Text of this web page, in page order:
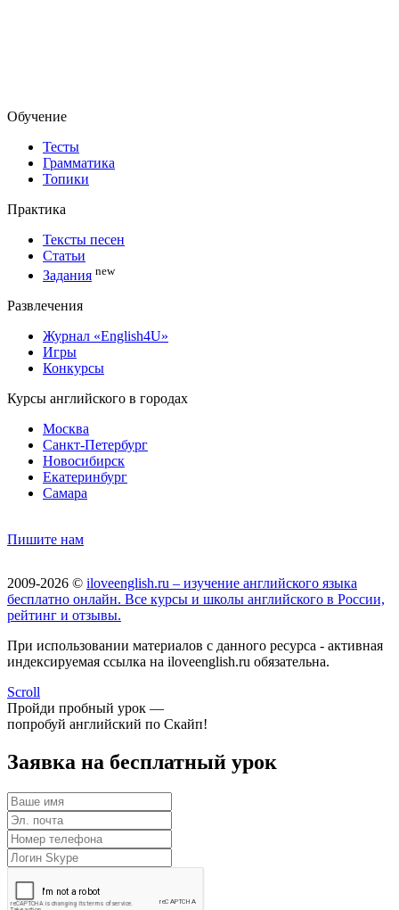
Обучение
Тесты
Грамматика
Топики
Практика
Тексты песен
Статьи
Задания new
Развлечения
Журнал «English4U»
Игры
Конкурсы
Курсы английского в городах
Москва
Санкт-Петербург
Новосибирск
Екатеринбург
Самара
Пишите нам
2009-2026 © iloveenglish.ru – изучение английского языка
бесплатно онлайн. Все курсы и школы английского в России,
рейтинг и отзывы.
При использовании материалов с данного ресурса - активная
индексируемая ссылка на iloveenglish.ru обязательна.
Scroll
Пройди пробный урок —
попробуй английский по Скайп!
Заявка на бесплатный урок